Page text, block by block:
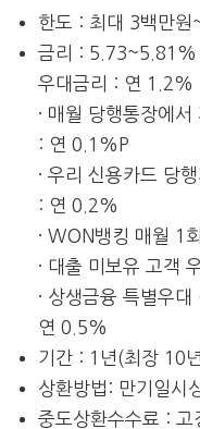
한도 : 최대 3백만원
금리 : 5.73~5.81% ,
우대금리 : 연 1.2%
· 매월 당행통장에
: 연 0.1%P
· 우리 신용카드 당
: 연 0.2%
· WON뱅킹 매월 1
· 대출 미보유 고객
· 상생금융 특별우
연 0.5%
기간 : 1년(최장 10
상환방법: 만기일시
중도상환수수료 :